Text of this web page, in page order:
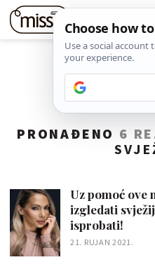
PRONAĐENO 6
Uz pomoć ove
izgledati
isprobati!
21. RUJAN 2021.